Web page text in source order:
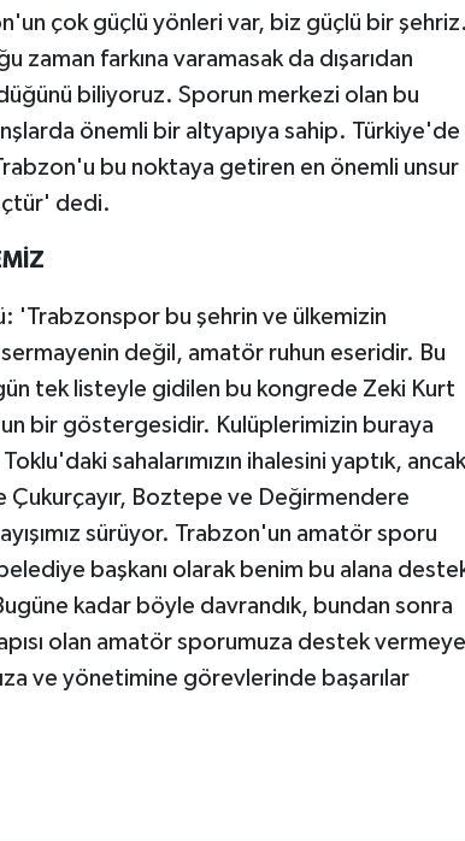
çok güçlü yönleri var, biz güçlü bir şehriz.
farkına varamasak da dışarıdan
biliyoruz. Sporun merkezi olan bu
önemli bir altyapıya sahip. Türkiye'de
bu noktaya getiren en önemli unsur
dedi.
'Trabzonspor bu şehrin ve ülkemizin
değil, amatör ruhun eseridir. Bu
tek listeyle gidilen bu kongrede Zeki Kurt
bir göstergesidir. Kulüplerimizin buraya
sahalarımızın ihalesini yaptık, ancak
Çukurçayır, Boztepe ve Değirmendere
sürüyor. Trabzon'un amatör sporu
başkanı olarak benim bu alana
kadar böyle davrandık, bundan sonra
olan amatör sporumuza destek vermeye
ve yönetimine görevlerinde başarılar